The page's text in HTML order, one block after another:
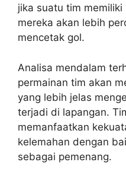
jika suatu tim
mereka akan lebih
mencetak gol.
Analisa mendalam
permainan tim akan
yang lebih jelas
terjadi di lapangan.
memanfaatkan
kelemahan dengan
sebagai pemenang.